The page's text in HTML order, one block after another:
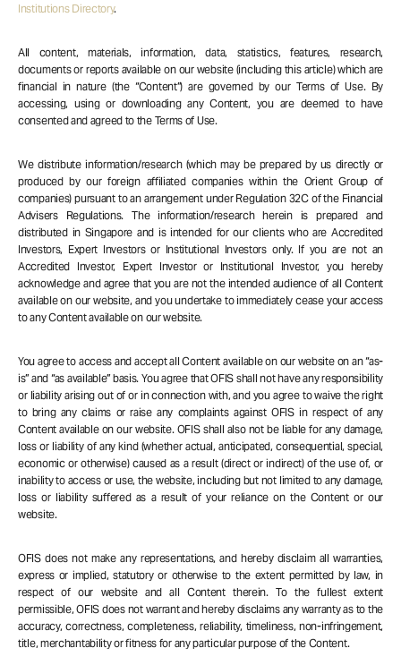
Institutions Directory.
All content, materials, information, data, statistics, features, research,
documents or reports available on our website (including this article) which are
financial in nature (the “Content”) are governed by our Terms of Use. By
accessing, using or downloading any Content, you are deemed to have
consented and agreed to the Terms of Use.
We distribute information/research (which may be prepared by us directly or
produced by our foreign affiliated companies within the Orient Group of
companies) pursuant to an arrangement under Regulation 32C of the Financial
Advisers Regulations. The information/research herein is prepared and
distributed in Singapore and is intended for our clients who are Accredited
Investors, Expert Investors or Institutional Investors only. If you are not an
Accredited Investor, Expert Investor or Institutional Investor, you hereby
acknowledge and agree that you are not the intended audience of all Content
available on our website, and you undertake to immediately cease your access
to any Content available on our website.
You agree to access and accept all Content available on our website on an “as-
is” and “as available” basis. You agree that OFIS shall not have any responsibility
or liability arising out of or in connection with, and you agree to waive the right
to bring any claims or raise any complaints against OFIS in respect of any
Content available on our website. OFIS shall also not be liable for any damage,
loss or liability of any kind (whether actual, anticipated, consequential, special,
economic or otherwise) caused as a result (direct or indirect) of the use of, or
inability to access or use, the website, including but not limited to any damage,
loss or liability suffered as a result of your reliance on the Content or our
website.
OFIS does not make any representations, and hereby disclaim all warranties,
express or implied, statutory or otherwise to the extent permitted by law, in
respect of our website and all Content therein. To the fullest extent
permissible, OFIS does not warrant and hereby disclaims any warranty as to the
accuracy, correctness, completeness, reliability, timeliness, non-infringement,
title, merchantability or fitness for any particular purpose of the Content.